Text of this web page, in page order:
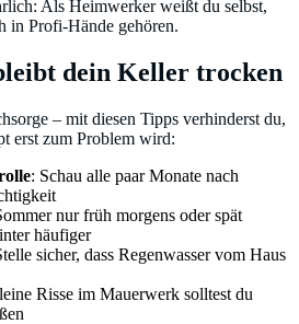
Als Heimwerker weißt du selbst,
in Profi-Hände gehören.
dein Keller trocken
– mit diesen Tipps verhinderst du,
erst zum Problem wird:
: Schau alle paar Monate nach
nur früh morgens oder spät
häufiger
sicher, dass Regenwasser vom Haus
Risse im Mauerwerk solltest du